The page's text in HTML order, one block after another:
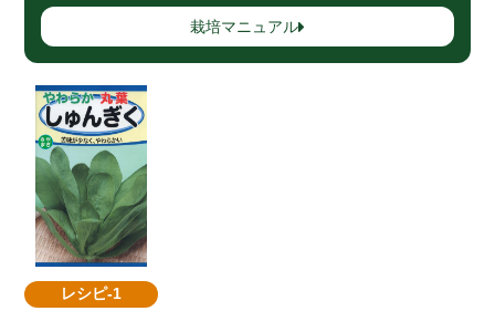
栽培マニュアル
レシピ-1